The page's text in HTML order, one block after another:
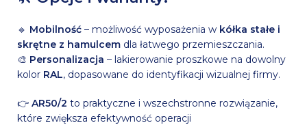
🔹 Mobilność – możliwość wyposażenia w kółka stałe i
skrętne z hamulcem dla łatwego przemieszczania.
🎨 Personalizacja – lakierowanie proszkowe na dowolny
kolor RAL, dopasowane do identyfikacji wizualnej firmy.
👉AR50/2 to praktyczne i wszechstronne rozwiązanie,
które zwiększa efektywność operacji